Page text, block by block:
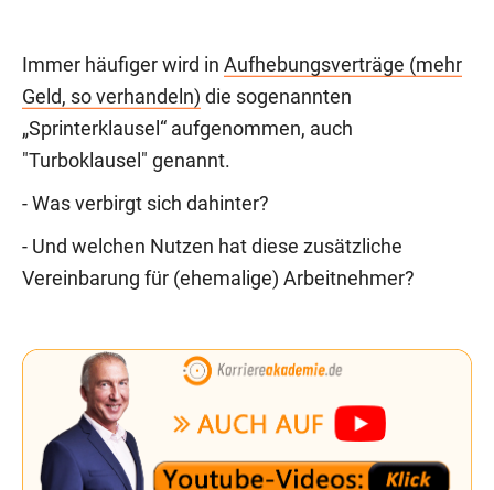
Immer häufiger wird in Aufhebungsverträge (mehr
Geld, so verhandeln) die sogenannten
„Sprinterklausel“ aufgenommen, auch
"Turboklausel" genannt.
- Was verbirgt sich dahinter?
- Und welchen Nutzen hat diese zusätzliche
Vereinbarung für (ehemalige) Arbeitnehmer?